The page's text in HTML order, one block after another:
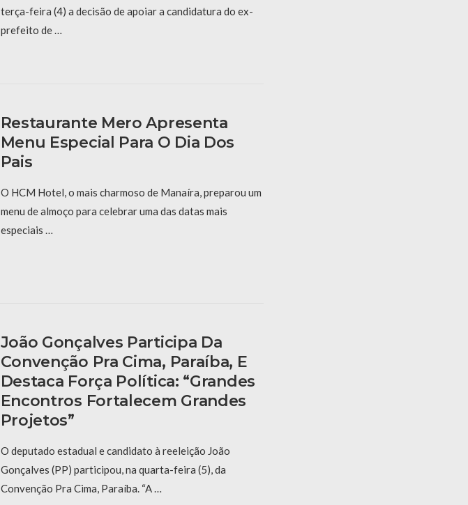
terça-feira (4) a decisão de apoiar a candidatura do ex-
prefeito de …
Restaurante Mero Apresenta
Menu Especial Para O Dia Dos
Pais
O HCM Hotel, o mais charmoso de Manaíra, preparou um
menu de almoço para celebrar uma das datas mais
especiais …
João Gonçalves Participa Da
Convenção Pra Cima, Paraíba, E
Destaca Força Política: “grandes
Encontros Fortalecem Grandes
Projetos”
O deputado estadual e candidato à reeleição João
Gonçalves (PP) participou, na quarta-feira (5), da
Convenção Pra Cima, Paraíba. “A …